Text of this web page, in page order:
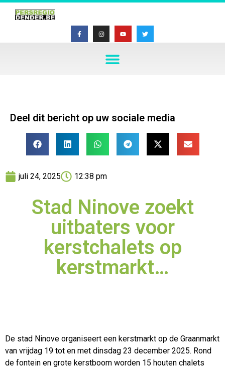
Deel dit bericht op uw sociale media
juli 24, 2025 12:38 pm
Stad Ninove zoekt
uitbaters voor
kerstchalets op
kerstmarkt…
De stad Ninove organiseert een kerstmarkt op de Graanmarkt
van vrijdag 19 tot en met dinsdag 23 december 2025. Rond
de fontein en grote kerstboom worden 15 houten chalets